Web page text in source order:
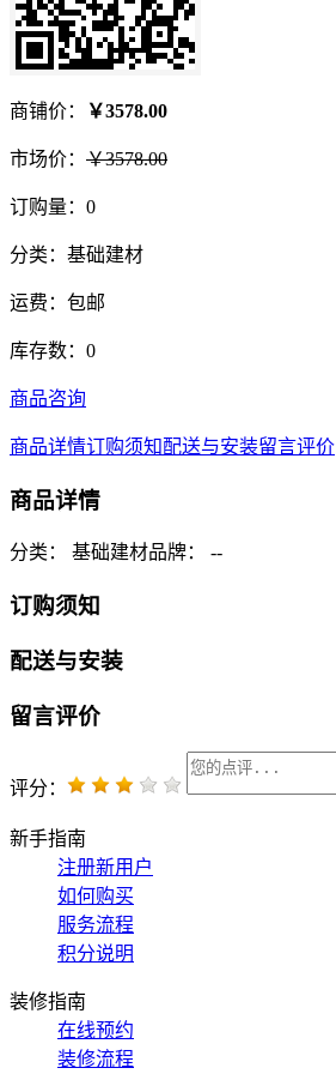
商铺价： ￥3578.00
市场价： ￥3578.00
订购量：0
分类：基础建材
运费： 包邮
库存数：0
商品咨询
商品详情订购须知配送与安装留言评价
商品详情
分类： 基础建材品牌： --
订购须知
配送与安装
留言评价
评分：
新手指南
注册新用户
如何购买
服务流程
积分说明
装修指南
在线预约
装修流程